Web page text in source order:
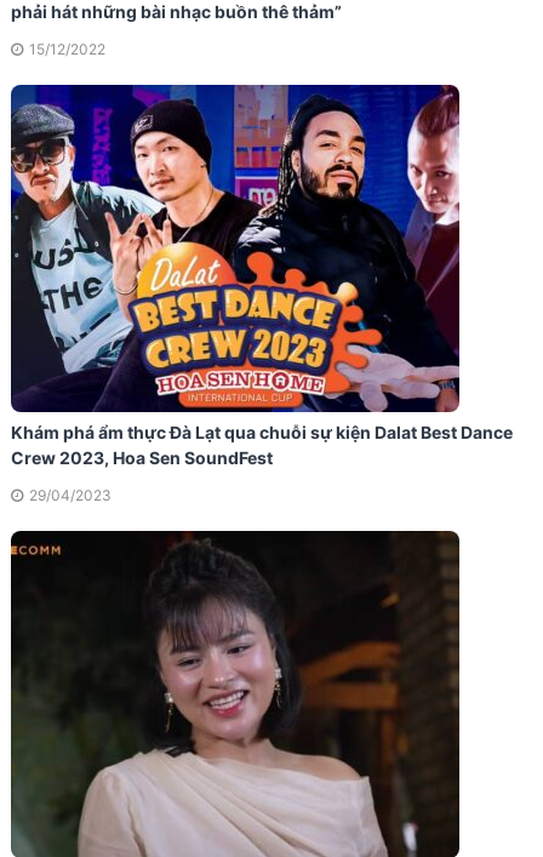
phải hát những bài nhạc buồn thê thảm”
15/12/2022
Khám phá ẩm thực Đà Lạt qua chuỗi sự kiện Dalat Best Dance
Crew 2023, Hoa Sen SoundFest
29/04/2023